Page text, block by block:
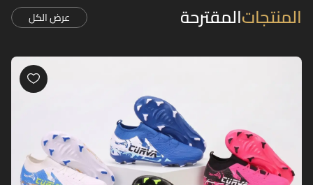
المنتجاتالمقترحة عرض الكل